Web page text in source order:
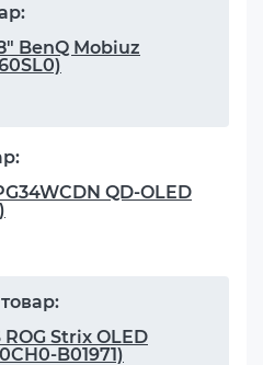
BenQ Mobiuz
QD-OLED
ROG Strix OLED
B01971)